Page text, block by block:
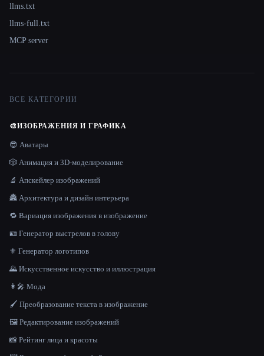
llms.txt
llms-full.txt
MCP server
ВСЕ КАТЕГОРИИ
🎨ИЗОБРАЖЕНИЯ И ГРАФИКА
😎 Аватары
🎲 Анимация и 3D-моделирование
🔬 Апскейлер изображений
🏯 Архитектура и дизайн интерьера
🔁 Вариация изображения в изображение
🪪 Генератор выстрелов в голову
⚜️ Генератор логотипов
🌄 Искусственное искусство и иллюстрация
👩‍🎤 Мода
🖌️ Преобразование текста в изображение
🖼️ Редактирование изображений
📸 Рейтинг лица и красоты